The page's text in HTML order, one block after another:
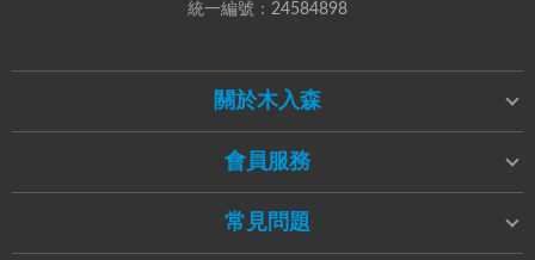
統一編號：24584898
關於木入森
會員服務
常見問題